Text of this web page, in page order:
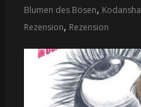
Blumen des Bösen, Kodansha
Rezension, Rezension